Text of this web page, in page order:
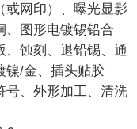
或网印）、曝光显影
、图形电镀锡铅合
、蚀刻、退铅锡、通
镍/金、插头贴胶
号、外形加工、清洗